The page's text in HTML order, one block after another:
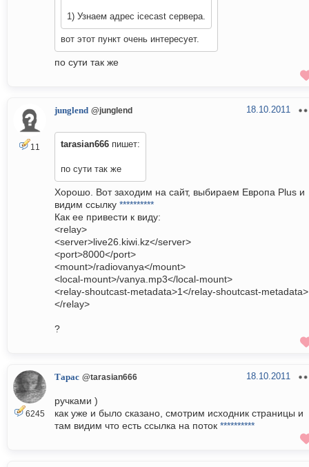
1) Узнаем адрес icecast сервера.
вот этот пункт очень интересует.
по сути так же
11
junglend @junglend 18.10.2011
tarasian666 пишет:
по сути так же
Хорошо. Вот заходим на сайт, выбираем Европа Plus и
видим ссылку **********
Как ее привести к виду:
<relay>
<server>live26.kiwi.kz</server>
<port>8000</port>
<mount>/radiovanya</mount>
<local-mount>/vanya.mp3</local-mount>
<relay-shoutcast-metadata>1</relay-shoutcast-metadata>
</relay>
?
6245
Тарас @tarasian666 18.10.2011
ручками )
как уже и было сказано, смотрим исходник страницы и
там видим что есть ссылка на поток **********